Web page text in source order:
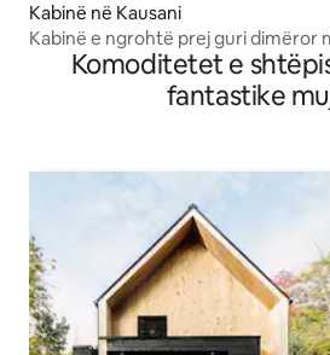
Kabinë në Kausani
Kabinë e ngrohtë prej guri dimëror
@kausani
Komoditetet e
fantastike